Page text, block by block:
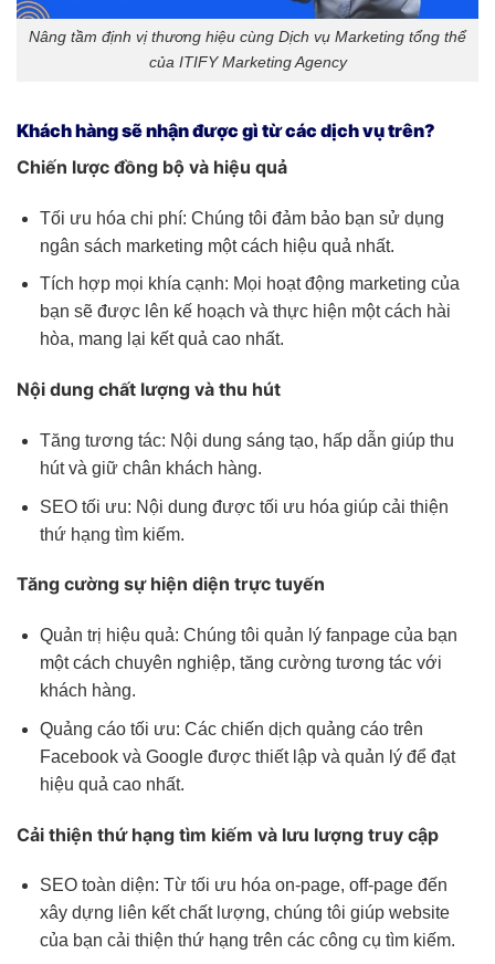
Nâng tầm định vị thương hiệu cùng Dịch vụ Marketing tổng thể
của ITIFY Marketing Agency
Khách hàng sẽ nhận được gì từ các dịch vụ trên?
Chiến lược đồng bộ và hiệu quả
Tối ưu hóa chi phí: Chúng tôi đảm bảo bạn sử dụng
ngân sách marketing một cách hiệu quả nhất.
Tích hợp mọi khía cạnh: Mọi hoạt động marketing của
bạn sẽ được lên kế hoạch và thực hiện một cách hài
hòa, mang lại kết quả cao nhất.
Nội dung chất lượng và thu hút
Tăng tương tác: Nội dung sáng tạo, hấp dẫn giúp thu
hút và giữ chân khách hàng.
SEO tối ưu: Nội dung được tối ưu hóa giúp cải thiện
thứ hạng tìm kiếm.
Tăng cường sự hiện diện trực tuyến
Quản trị hiệu quả: Chúng tôi quản lý fanpage của bạn
một cách chuyên nghiệp, tăng cường tương tác với
khách hàng.
Quảng cáo tối ưu: Các chiến dịch quảng cáo trên
Facebook và Google được thiết lập và quản lý để đạt
hiệu quả cao nhất.
Cải thiện thứ hạng tìm kiếm và lưu lượng truy cập
SEO toàn diện: Từ tối ưu hóa on-page, off-page đến
xây dựng liên kết chất lượng, chúng tôi giúp website
của bạn cải thiện thứ hạng trên các công cụ tìm kiếm.